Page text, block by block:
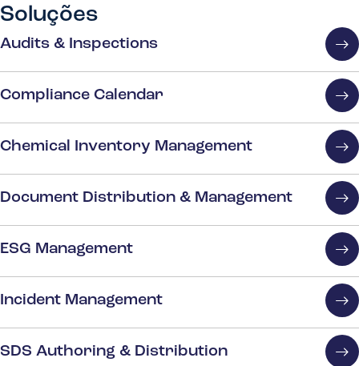
Soluções
Audits & Inspections
Compliance Calendar
Chemical Inventory Management
Document Distribution & Management
ESG Management
Incident Management
SDS Authoring & Distribution